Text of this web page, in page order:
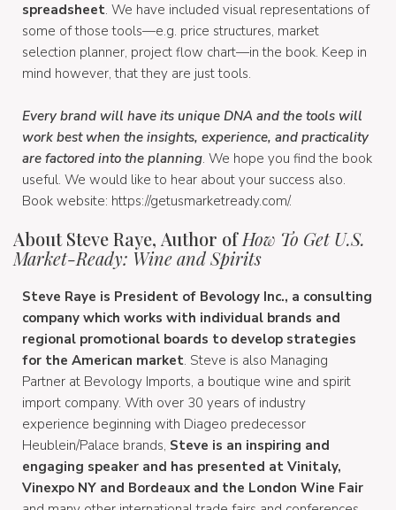
spreadsheet. We have included visual representations of
some of those tools—e.g. price structures, market
selection planner, project flow chart—in the book. Keep in
mind however, that they are just tools.
Every brand will have its unique DNA and the tools will
work best when the insights, experience, and practicality
are factored into the planning. We hope you find the book
useful. We would like to hear about your success also.
Book website: https://getusmarketready.com/.
About Steve Raye, Author ofHow To Get U.S.
Market-Ready: Wine and Spirits
Steve Raye is President of Bevology Inc., a consulting
company which works with individual brands and
regional promotional boards to develop strategies
for the American market. Steve is also Managing
Partner at Bevology Imports, a boutique wine and spirit
import company. With over 30 years of industry
experience beginning with Diageo predecessor
Heublein/Palace brands, Steve is an inspiring and
engaging speaker and has presented at Vinitaly,
Vinexpo NY and Bordeaux and the London Wine Fair